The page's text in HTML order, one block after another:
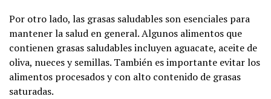
Por otro lado, las grasas saludables son esenciales para
mantener la salud en general. Algunos alimentos que
contienen grasas saludables incluyen aguacate, aceite de
oliva, nueces y semillas. También es importante evitar los
alimentos procesados y con alto contenido de grasas
saturadas.